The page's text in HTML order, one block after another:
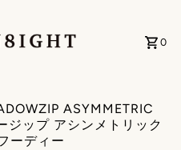
0
ASYMMETRIC
ジップ アシンメトリック
ーディー